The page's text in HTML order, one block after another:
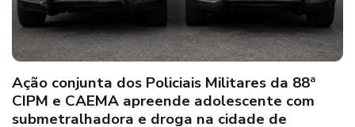
89ª CIPM: Guarnição do PETO apreende drogas
na comunidade de Argolo, em Nova Viçosa;
suspeitos atiram contra os policiais e
conseguem fugir